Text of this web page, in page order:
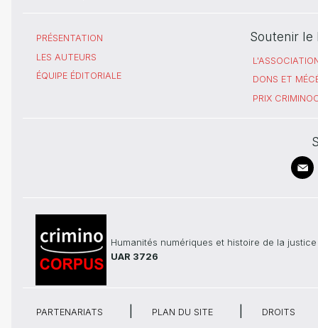
PRÉSENTATION
LES AUTEURS
ÉQUIPE ÉDITORIALE
Soutenir le
DONS ET
PRIX
Humanités numériques et histoire de la justice
UAR 3726
PARTENARIATS PLAN DU SITE DROITS